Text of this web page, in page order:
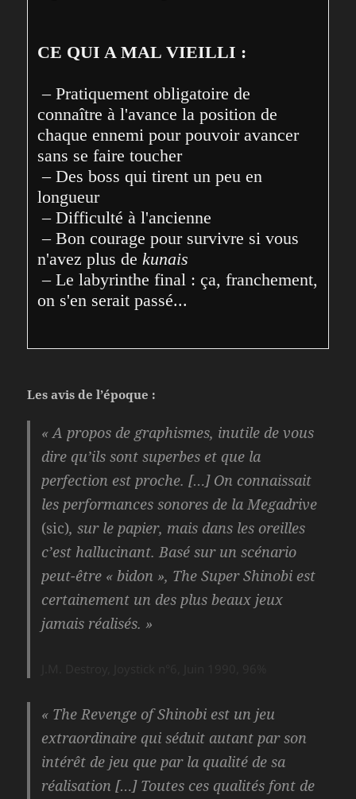
CE QUI A MAL VIEILLI :
– Pratiquement obligatoire de
connaître à l'avance la position de
chaque ennemi pour pouvoir avancer
sans se faire toucher
– Des boss qui tirent un peu en
longueur
– Difficulté à l'ancienne
– Bon courage pour survivre si vous
n'avez plus de kunais
– Le labyrinthe final : ça, franchement,
on s'en serait passé...
Les avis de l’époque :
« A propos de graphismes, inutile de vous
dire qu’ils sont superbes et que la
perfection est proche. […] On connaissait
les performances sonores de la Megadrive
(sic), sur le papier, mais dans les oreilles
c’est hallucinant. Basé sur un scénario
peut-être « bidon », The Super Shinobi est
certainement un des plus beaux jeux
jamais réalisés. »
« The Revenge of Shinobi est un jeu
extraordinaire qui séduit autant par son
intérêt de jeu que par la qualité de sa
réalisation […] Toutes ces qualités font de